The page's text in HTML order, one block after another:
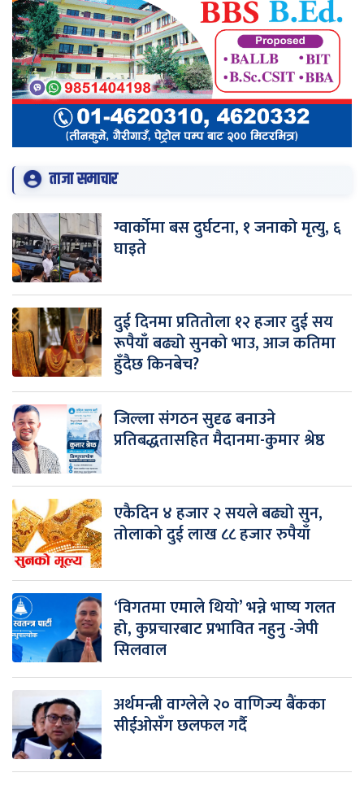
ताजा समाचार
ग्वार्कोमा बस दुर्घटना, १ जनाको मृत्यु, ६
घाइते
दुई दिनमा प्रतितोला १२ हजार दुई सय
रूपैयाँ बढ्यो सुनको भाउ, आज कतिमा
हुँदैछ किनबेच?
जिल्ला संगठन सुदृढ बनाउने
प्रतिबद्धतासहित मैदानमा-कुमार श्रेष्ठ
एकैदिन ४ हजार २ सयले बढ्यो सुन,
तोलाको दुई लाख ८८ हजार रुपैयाँ
‘विगतमा एमाले थियो’ भन्ने भाष्य गलत
हो, कुप्रचारबाट प्रभावित नहुनु -जेपी
सिलवाल
अर्थमन्त्री वाग्लेले २० वाणिज्य बैंकका
सीईओसँग छलफल गर्दै